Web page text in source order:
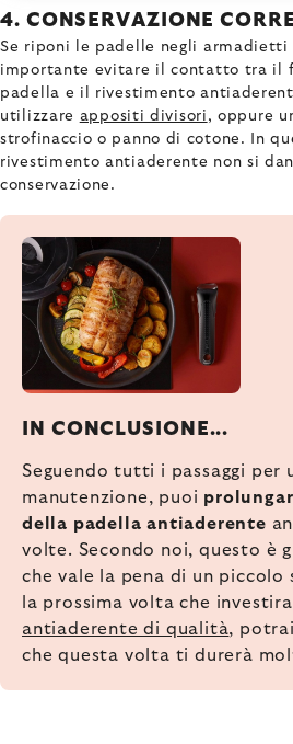
4. CONSERVAZIONE
Se riponi le padelle negli
importante evitare il contatto tra il
padella e il rivestimento
utilizzare appositi divisori , oppure
strofinaccio o panno di cotone. In
rivestimento antiaderente non si
conservazione.
IN CONCLUSIONE...
Seguendo tutti i passaggi per
manutenzione, puoi
della padella antiaderente
volte. Secondo noi, questo è
che vale la pena di un piccolo
la prossima volta che
antiaderente di qualità,
che questa volta ti durerà